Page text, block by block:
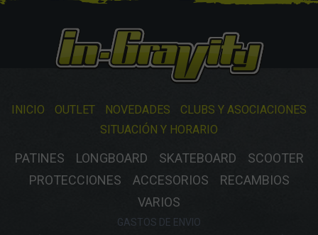
INICIO OUTLET NOVEDADES
CLUBS Y ASOCIACIONES
SITUACIÓN Y HORARIO
PATINES LONGBOARD SKATEBOARD
SCOOTER
PROTECCIONES
ACCESORIOS
RECAMBIOS
VARIOS
GASTOS DE ENVIO